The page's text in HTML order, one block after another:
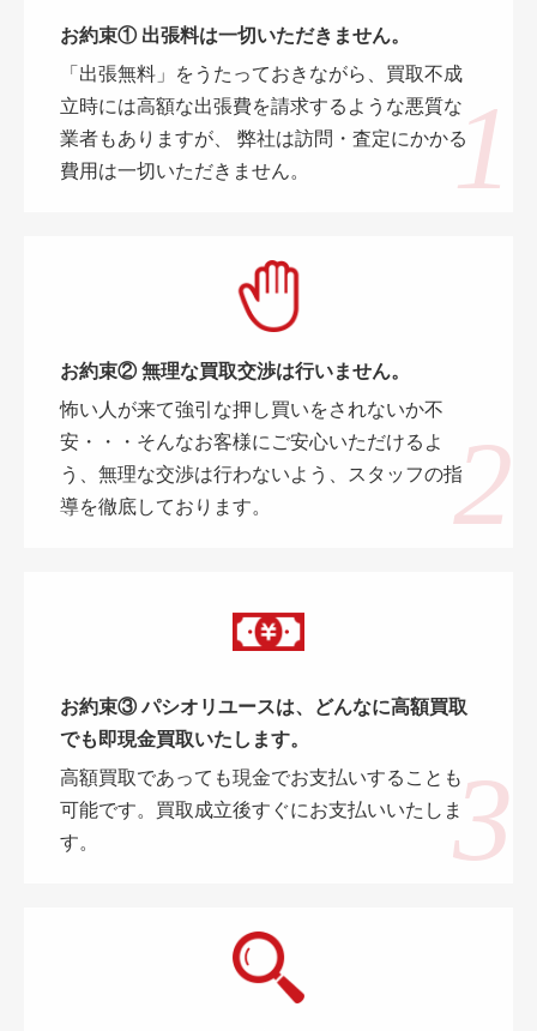
お約束① 出張料は一切いただきません。
「出張無料」をうたっておきながら、買取不成
立時には高額な出張費を請求するような悪質な
業者もありますが、 弊社は訪問・査定にかかる
費用は一切いただきません。
お約束② 無理な買取交渉は行いません。
怖い人が来て強引な押し買いをされないか不
安・・・そんなお客様にご安心いただけるよ
う、無理な交渉は行わないよう、スタッフの指
導を徹底しております。
お約束③ パシオリユースは、どんなに高額買取
でも即現金買取いたします。
高額買取であっても現金でお支払いすることも
可能です。買取成立後すぐにお支払いいたしま
す。